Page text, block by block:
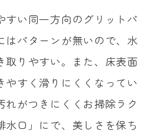
すい同一方向のグリットパ
はパターンが無いので、水
取りやすい。また、床表面
やすく滑りにくくなってい
れがつきにくくお掃除ラク
水口」にで、美しさを保ち